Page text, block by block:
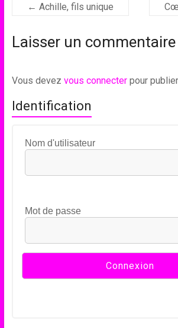
← Achille, fils unique
Laisser un commentaire
Vous devez vous connecterpour
Identification
Nom d'utilisateur
Mot de passe